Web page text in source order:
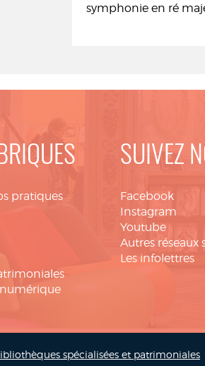
symphonie en ré
pratiques
SUIVEZ
Facebook
Instagram
Youtube
Autres réseaux
Les infolettres
spécialisées et patrimoniales